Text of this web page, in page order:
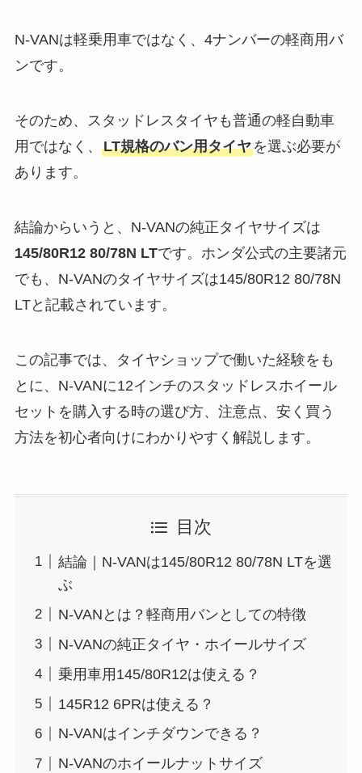
N-VANは軽乗用車ではなく、4ナンバーの軽商用バ
ンです。
そのため、スタッドレスタイヤも普通の軽自動車
用ではなく、 LT規格のバン用タイヤを選ぶ必要が
あります。
結論からいうと、N-VANの純正タイヤサイズは
145/80R12 80/78N LTです。ホンダ公式の主要諸元
でも、N-VANのタイヤサイズは145/80R12 80/78N
LTと記載されています。
この記事では、タイヤショップで働いた経験をも
とに、N-VANに12インチのスタッドレスホイール
セットを購入する時の選び方、注意点、安く買う
方法を初心者向けにわかりやすく解説します。
目次
結論｜N-VANは145/80R12 80/78N LTを選
ぶ
N-VANとは？軽商用バンとしての特徴
N-VANの純正タイヤ・ホイールサイズ
乗用車用145/80R12は使える？
145R12 6PRは使える？
N-VANはインチダウンできる？
N-VANのホイールナットサイズ